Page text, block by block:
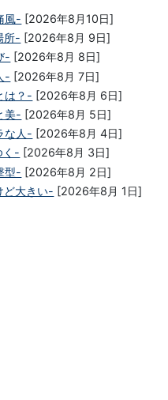
風- [2026年8月10日]
所- [2026年8月 9日]
- [2026年8月 8日]
- [2026年8月 7日]
は？- [2026年8月 6日]
美- [2026年8月 5日]
な人- [2026年8月 4日]
く- [2026年8月 3日]
型- [2026年8月 2日]
ど大きい- [2026年8月 1日]